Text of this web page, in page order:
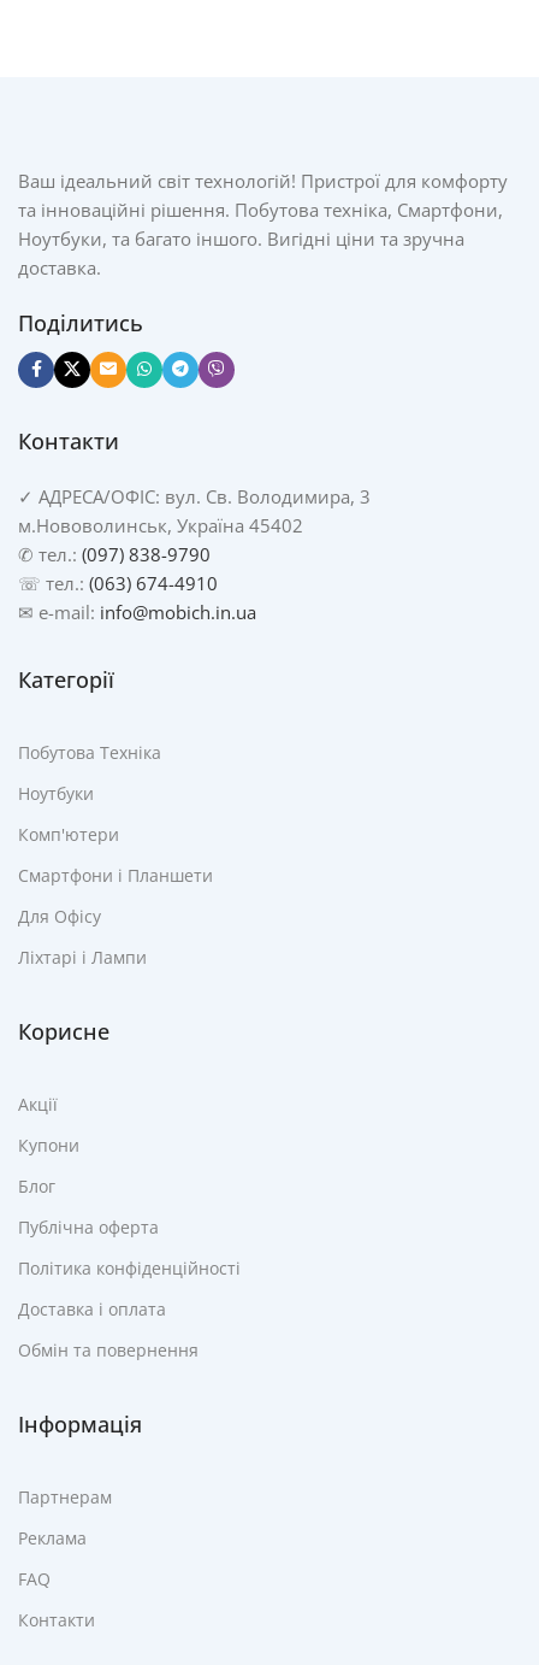
Ваш ідеальний світ технологій! Пристрої для комфорту
та інноваційні рішення. Побутова техніка, Смартфони,
Ноутбуки, та багато іншого. Вигідні ціни та зручна
доставка.
Поділитись
Контакти
✓ АДРЕСА/ОФІС: вул. Св. Володимира, 3
м.Нововолинськ, Україна 45402
✆ тел.: (097) 838-9790
☏ тел.: (063) 674-4910
✉ e-mail: info@mobich.in.ua
Категорії
Побутова Техніка
Ноутбуки
Комп'ютери
Смартфони і Планшети
Для Офісу
Ліхтарі і Лампи
Корисне
Акції
Купони
Блог
Публічна оферта
Політика конфіденційності
Доставка і оплата
Обмін та повернення
Інформація
Партнерам
Реклама
FAQ
Контакти